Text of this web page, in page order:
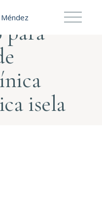
isela